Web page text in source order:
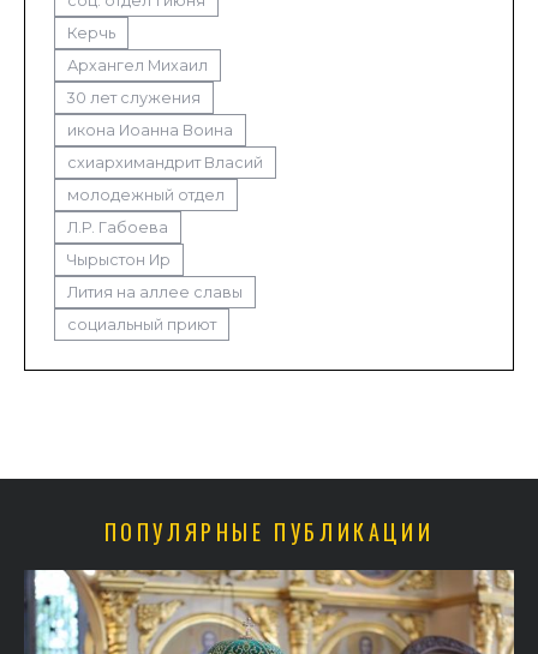
Керчь
Архангел Михаил
30 лет служения
икона Иоанна Воина
схиархимандрит Власий
молодежный отдел
Л.Р. Габоева
Чырыстон Ир
Лития на аллее славы
социальный приют
ПОПУЛЯРНЫЕ ПУБЛИКАЦИИ